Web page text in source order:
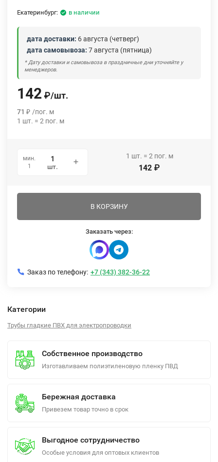
Екатеринбург: в наличии
дата доставки: 6 августа (четверг)
дата самовывоза: 7 августа (пятница)
* Дату доставки и самовывоза в праздничные дни уточняйте у
менеджеров.
142 ₽/шт.
71 ₽ /пог. м
1 шт. = 2 пог. м
мин.
1
шт.
1 шт. = 2 пог. м
142 ₽
В КОРЗИНУ
Заказать через:
Заказ по телефону: +7 (343) 382-36-22
Категории
Трубы гладкие ПВХ для электропроводки
Собственное производство
Изготавливаем полиэтиленовую пленку ПВД
Бережная доставка
Привезем товар точно в срок
Выгодное сотрудничество
Особые условия для оптовых клиентов